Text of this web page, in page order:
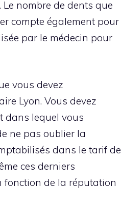
nombre de dents que
compte également pour
par le médecin pour
vous devez
Lyon. Vous devez
dans lequel vous
ne pas oublier la
dans le tarif de
ces derniers
fonction de la réputation